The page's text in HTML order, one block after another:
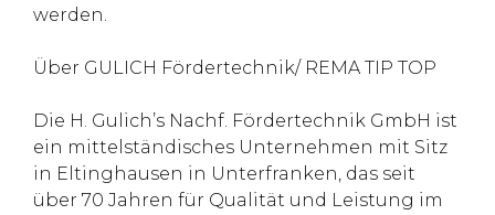
werden.
Über GULICH Fördertechnik/ REMA TIP TOP
Die H. Gulich’s Nachf. Fördertechnik GmbH ist
ein mittelständisches Unternehmen mit Sitz
in Eltinghausen in Unterfranken, das seit
über 70 Jahren für Qualität und Leistung im